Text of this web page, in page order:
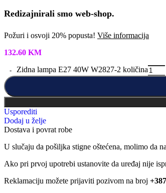
Redizajnirali smo web-shop.
Požuri i osvoji 20% popusta! Više informacija
132.60 KM
Zidna lampa E27 40W W2827-2 količina
Usporediti
Dodaj u želje
Dostava i povrat robe
U slučaju da pošiljka stigne oštećena, molimo da
Ako pri prvoj upotrebi ustanovite da uređaj nije
Reklamaciju možete prijaviti pozivom na broj